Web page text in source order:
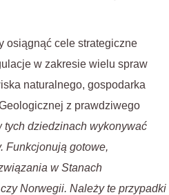
osiągnąć cele strategiczne
w zakresie wielu spraw
naturalnego, gospodarka
z prawdziwego
tych dziedzinach wykonywać
Funkcjonują gotowe,
w Stanach
Norwegii. Należy te przypadki